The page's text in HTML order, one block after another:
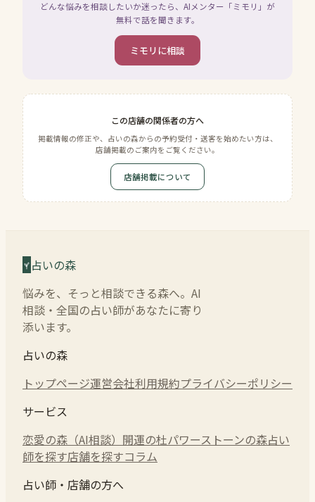
どんな悩みを相談したいか迷ったら、AIメンター「ミモリ」が
無料で話を聞きます。
ミモリに相談
この店舗の関係者の方へ
掲載情報の修正や、占いの森からの予約受付・送客を始めたい方は、
店舗掲載のご案内をご覧ください。
店舗掲載について
占いの森
悩みを、そっと相談できる森へ。AI
相談・全国の占い師があなたに寄り
添います。
占いの森
トップページ運営会社利用規約プライバシーポリシー
サービス
恋愛の森（AI相談） 開運の杜パワーストーンの森占い
師を探す店舗を探すコラム
占い師・店舗の方へ